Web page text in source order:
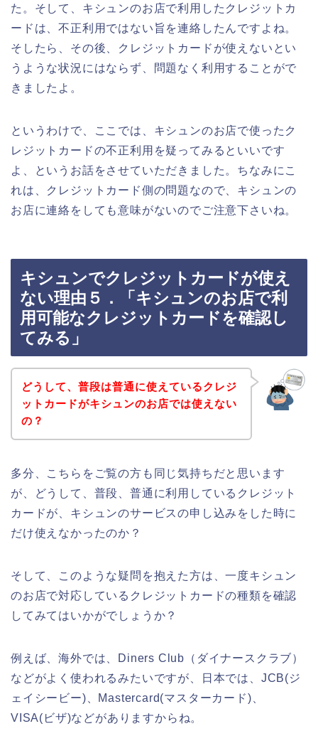
た。そして、キシュンのお店で利用したクレジットカ
ードは、不正利用ではない旨を連絡したんですよね。
そしたら、その後、クレジットカードが使えないとい
うような状況にはならず、問題なく利用することがで
きましたよ。
というわけで、ここでは、キシュンのお店で使ったク
レジットカードの不正利用を疑ってみるといいです
よ、というお話をさせていただきました。ちなみにこ
れは、クレジットカード側の問題なので、キシュンの
お店に連絡をしても意味がないのでご注意下さいね。
キシュンでクレジットカードが使え
ない理由５．「キシュンのお店で利
用可能なクレジットカードを確認し
てみる」
どうして、普段は普通に使えているクレジ
ットカードがキシュンのお店では使えない
の？
多分、こちらをご覧の方も同じ気持ちだと思います
が、どうして、普段、普通に利用しているクレジット
カードが、キシュンのサービスの申し込みをした時に
だけ使えなかったのか？
そして、このような疑問を抱えた方は、一度キシュン
のお店で対応しているクレジットカードの種類を確認
してみてはいかがでしょうか？
例えば、海外では、Diners Club（ダイナースクラブ）
などがよく使われるみたいですが、日本では、JCB(ジ
ェイシービー)、Mastercard(マスターカード)、
VISA(ビザ)などがありますからね。